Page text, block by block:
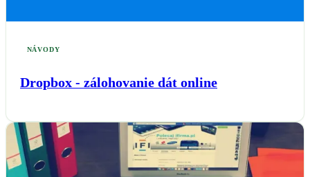
NÁVODY
Dropbox - zálohovanie dát online